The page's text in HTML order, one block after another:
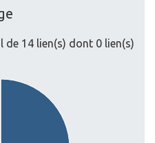
14 lien(s) dont 0 lien(s)